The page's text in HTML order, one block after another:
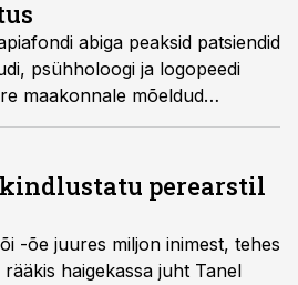
abiga peaksid patsiendid
psühholoogi ja logopeedi
maakonnale mõeldud
vähem kui 14%.
perearstil
-õe juures miljon inimest, tehes
haigekassa juht Tanel